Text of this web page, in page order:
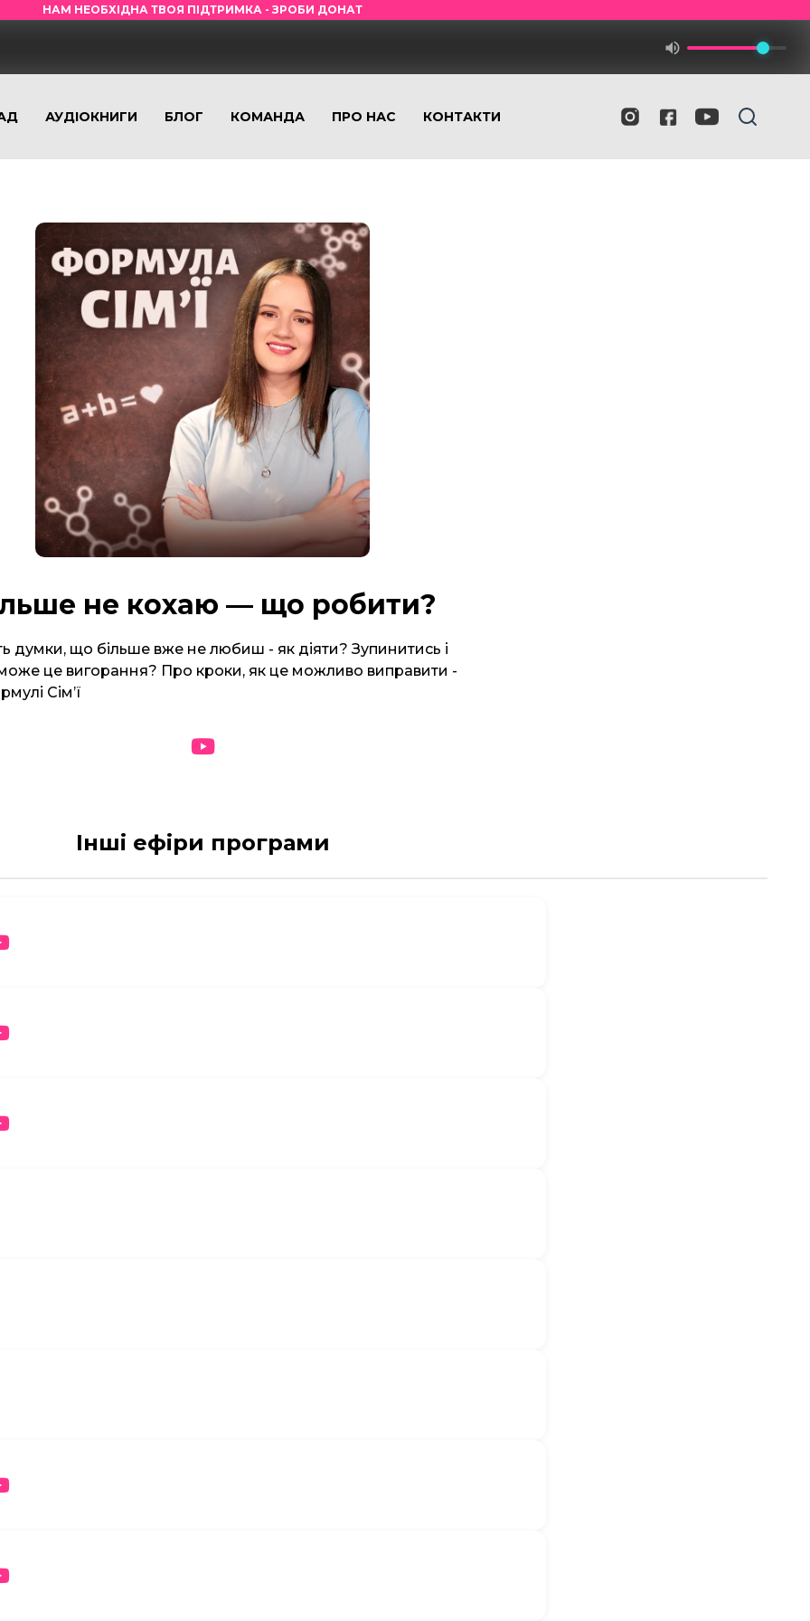
НАМ НЕОБХІДНА ТВОЯ ПІДТРИМКА - ЗРОБИ ДОНАТ
АУДІОКНИГИ БЛОГ КОМАНДА ПРО НАС КОНТАКТИ
не кохаю — що робити?
думки, що більше вже не любиш - як діяти? Зупинитись і
це вигорання? Про кроки, як це можливо виправити -
Сімʼї
Інші ефіри програми